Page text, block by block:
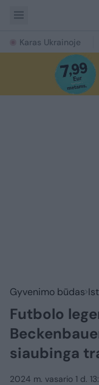
Karas Ukrainoje
Gyvenimo būdas
Futbolo
siaubinga
2024 m. vasario 1 d.